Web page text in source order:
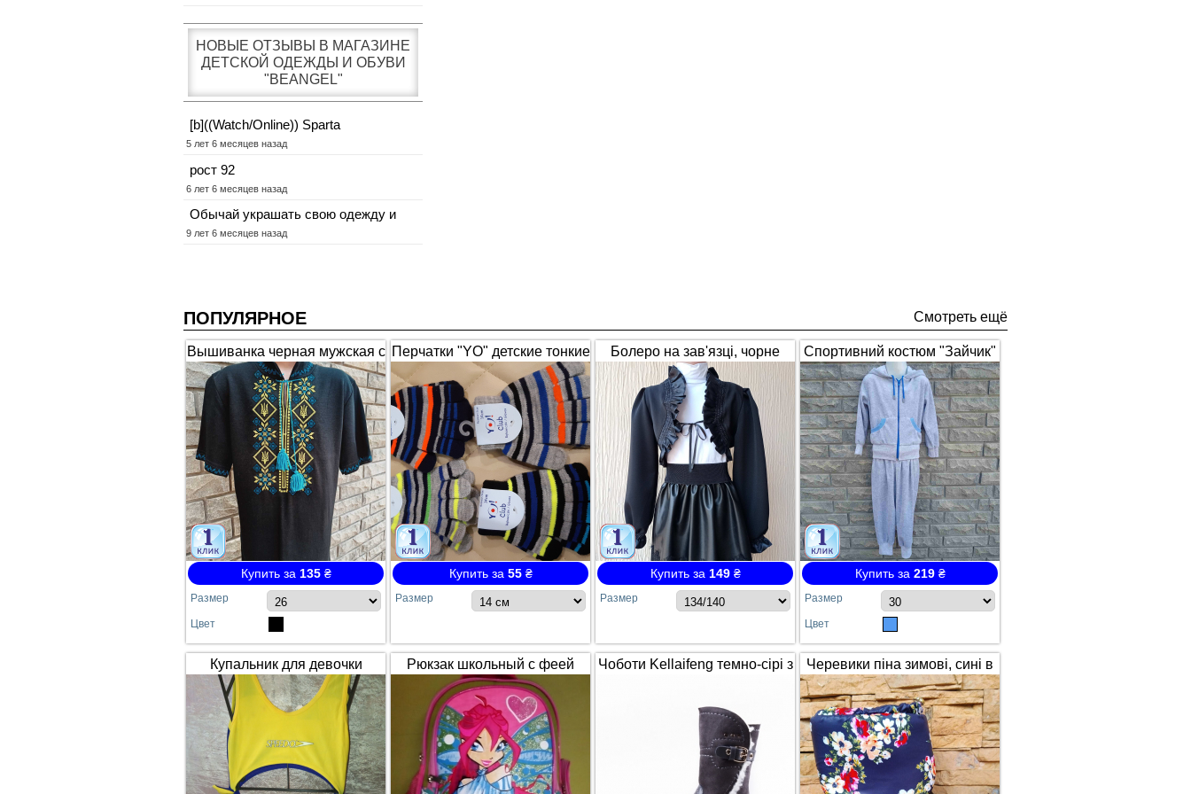
НОВЫЕ ОТЗЫВЫ В МАГАЗИНЕ
ДЕТСКОЙ ОДЕЖДЫ И ОБУВИ
"BEANGEL"
[b]((Watch/Online)) Sparta
5 лет 6 месяцев назад
рост 92
6 лет 6 месяцев назад
Обычай украшать свою одежду и
9 лет 6 месяцев назад
ПОПУЛЯРНОЕ Смотреть ещё
Вышиванка черная мужская с
коротким рукавом "Гербы"
Купить за 135₴
Размер
Цвет
Перчатки "YO" детские тонкие
полосатые
Купить за 55₴
Размер
Болеро на зав'язці, чорне
(1653)
Купить за 149₴
Размер
Спортивний костюм "Зайчик"
з вушками, сірий з синім 1672
(арт.326)
Купить за 219₴
Размер
Цвет
Купальник для девочки
SPEEDO жёлто-синий
сдельный №64
Рюкзак школьный с феей
Winx / Винкс
Чоботи Kellaifeng темно-сірі з
Черевики піна зимові, сині в
квітах